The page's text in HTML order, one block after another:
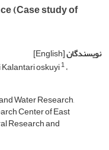
(Case study of
نویسندگان[English]
Kalantari oskuyi1
Water Research,
Center of East
Research and